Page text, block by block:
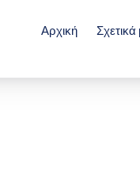
-Αρχική